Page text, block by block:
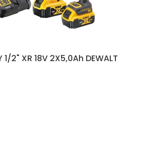
1/2" XR 18V 2X5,0Ah DEWALT